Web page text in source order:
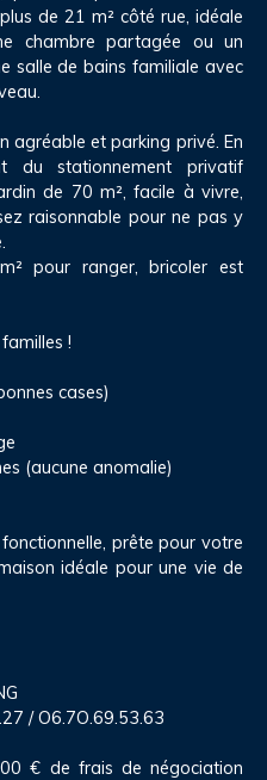
de 21 m² côté rue, idéale
chambre partagée ou un
salle de bains familiale avec
agréable et parking privé. En
du stationnement privatif
de 70 m², facile à vivre,
raisonnable pour ne pas y
pour ranger, bricoler est
!
cases)
(aucune anomalie)
prête pour votre
idéale pour une vie de
/ O6.7O.69.53.63
€ de frais de négociation